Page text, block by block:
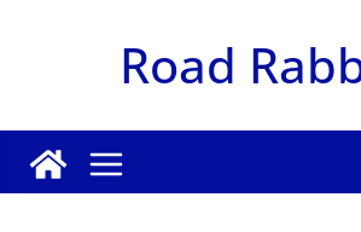
Road